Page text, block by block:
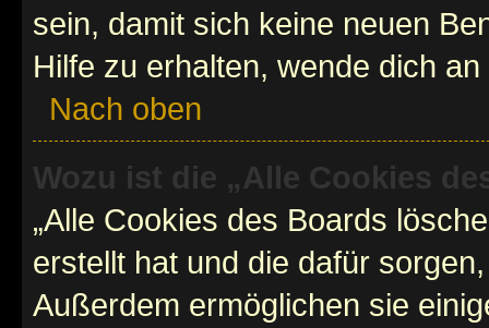
sein, damit sich keine neuen
Hilfe zu erhalten, wende dich
Nach oben
Wozu ist die „Alle Cookies
„Alle Cookies des Boards
erstellt hat und die dafür
Außerdem ermöglichen sie